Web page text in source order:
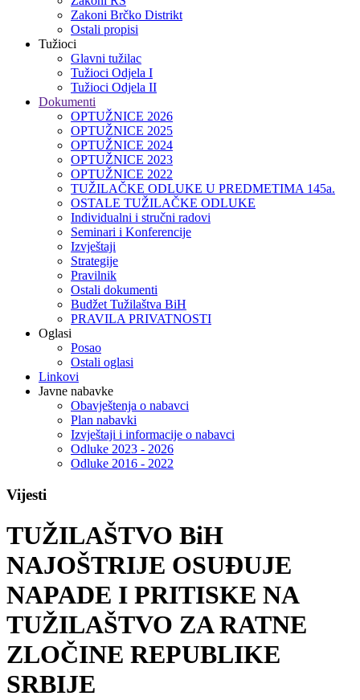
Zakoni Brčko Distrikt
Ostali propisi
Tužioci
Glavni tužilac
Tužioci Odjela I
Tužioci Odjela II
Dokumenti
OPTUŽNICE 2026
OPTUŽNICE 2025
OPTUŽNICE 2024
OPTUŽNICE 2023
OPTUŽNICE 2022
TUŽILAČKE ODLUKE U PREDMETIMA 145a.
OSTALE TUŽILAČKE ODLUKE
Individualni i stručni radovi
Seminari i Konferencije
Izvještaji
Strategije
Pravilnik
Ostali dokumenti
Budžet Tužilaštva BiH
PRAVILA PRIVATNOSTI
Oglasi
Posao
Ostali oglasi
Linkovi
Javne nabavke
Obavještenja o nabavci
Plan nabavki
Izvještaji i informacije o nabavci
Odluke 2023 - 2026
Odluke 2016 - 2022
Vijesti
TUŽILAŠTVO BiH
NAJOŠTRIJE OSUĐUJE
NAPADE I PRITISKE NA
TUŽILAŠTVO ZA RATNE
ZLOČINE REPUBLIKE
SRBIJE